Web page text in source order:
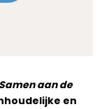
Samen aan de
en